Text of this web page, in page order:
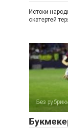
Истоки
скатертей
Без